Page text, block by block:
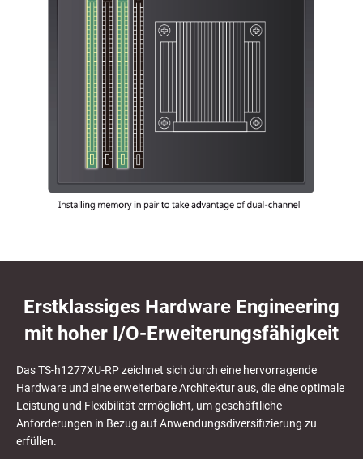
Erstklassiges Hardware Engineering
mit hoher I/O-Erweiterungsfähigkeit
Das TS-h1277XU-RP zeichnet sich durch eine hervorragende
Hardware und eine erweiterbare Architektur aus, die eine optimale
Leistung und Flexibilität ermöglicht, um geschäftliche
Anforderungen in Bezug auf Anwendungsdiversifizierung zu
erfüllen.